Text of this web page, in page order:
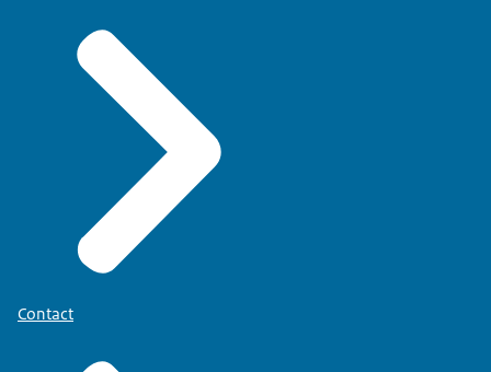
Contact